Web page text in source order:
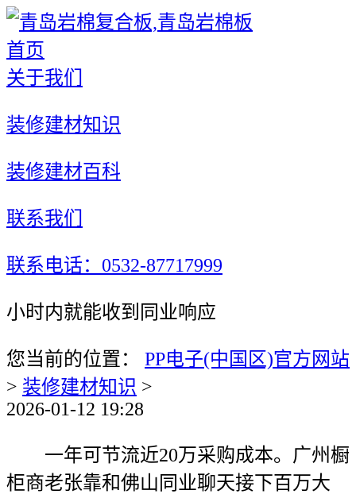
首页
关于我们
装修建材知识
装修建材百科
联系我们
联系电话：0532-87717999
小时内就能收到同业响应
您当前的位置： PP电子(中国区)官方网站
> 装修建材知识 >
2026-01-12 19:28
一年可节流近20万采购成本。广州橱
柜商老张靠和佛山同业聊天接下百万大